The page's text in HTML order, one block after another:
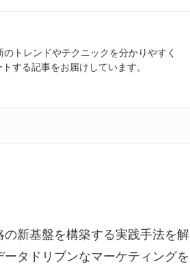
トレンドやテクニックを分かりやすく
する記事をお届けしています。
新基盤を構築する実践手法を解
タドリブンなマーケティングを